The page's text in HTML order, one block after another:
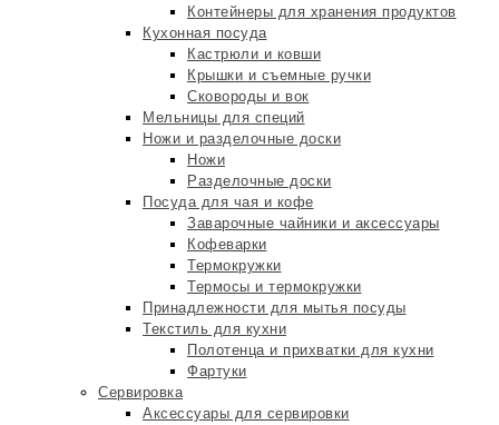
Контейнеры для хранения продуктов
Кухонная посуда
Кастрюли и ковши
Крышки и съемные ручки
Сковороды и вок
Мельницы для специй
Ножи и разделочные доски
Ножи
Разделочные доски
Посуда для чая и кофе
Заварочные чайники и аксессуары
Кофеварки
Термокружки
Термосы и термокружки
Принадлежности для мытья посуды
Текстиль для кухни
Полотенца и прихватки для кухни
Фартуки
Сервировка
Аксессуары для сервировки